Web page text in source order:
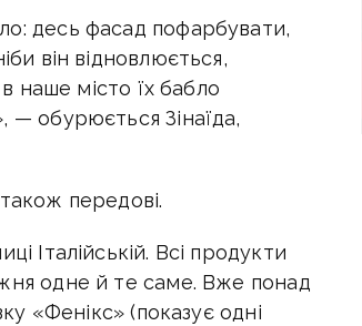
десь фасад пофарбувати,
він відновлюється,
наше місто їх бабло
— обурюється Зінаїда,
передові.
Італійській. Всі продукти
одне й те саме. Вже понад
«Фенікс» (показує одні